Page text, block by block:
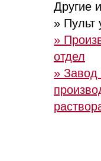
Другие
» Пульт
»
отдел
» Завод